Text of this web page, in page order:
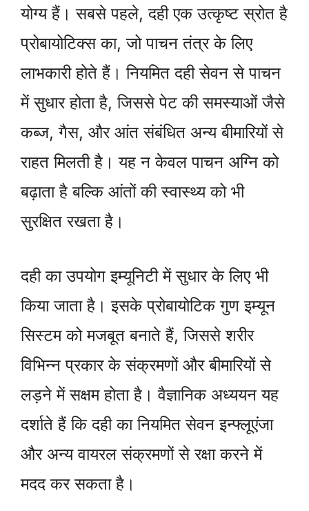
योग्य हैं। सबसे पहले, दही एक उत्कृष्ट स्रोत है
प्रोबायोटिक्स का, जो पाचन तंत्र के लिए
लाभकारी होते हैं। नियमित दही सेवन से पाचन
में सुधार होता है, जिससे पेट की समस्याओं जैसे
कब्ज, गैस, और आंत संबंधित अन्य बीमारियों से
राहत मिलती है। यह न केवल पाचन अग्नि को
बढ़ाता है बल्कि आंतों की स्वास्थ्य को भी
सुरक्षित रखता है।
दही का उपयोग इम्यूनिटी में सुधार के लिए भी
किया जाता है। इसके प्रोबायोटिक गुण इम्यून
सिस्टम को मजबूत बनाते हैं, जिससे शरीर
विभिन्न प्रकार के संक्रमणों और बीमारियों से
लड़ने में सक्षम होता है। वैज्ञानिक अध्ययन यह
दर्शाते हैं कि दही का नियमित सेवन इन्फ्लूएंजा
और अन्य वायरल संक्रमणों से रक्षा करने में
मदद कर सकता है।